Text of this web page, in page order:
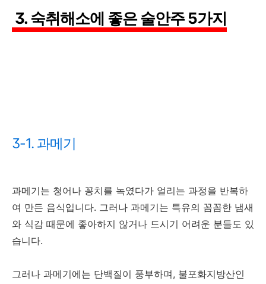
3. 숙취해소에 좋은 술안주 5가지
3-1. 과메기
과메기는 청어나 꽁치를 녹였다가 얼리는 과정을 반복하
여 만든 음식입니다. 그러나 과메기는 특유의 꼼꼼한 냄새
와 식감 때문에 좋아하지 않거나 드시기 어려운 분들도 있
습니다.
그러나 과메기에는 단백질이 풍부하며, 불포화지방산인